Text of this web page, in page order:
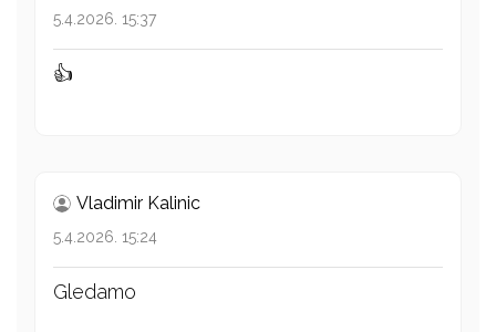
5.4.2026. 15:37
👍
Vladimir Kalinic
5.4.2026. 15:24
Gledamo